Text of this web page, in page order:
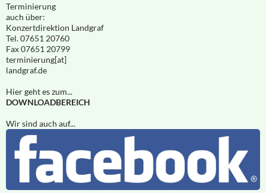
Terminierung
auch über:
Konzertdirektion Landgraf
Tel. 07651 20760
Fax 07651 20799
terminierung[at]
landgraf.de
Hier geht es zum...
DOWNLOADBEREICH
Wir sind auch auf...